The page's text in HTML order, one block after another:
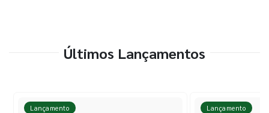
Últimos Lançamentos
Lançamento Lançamento